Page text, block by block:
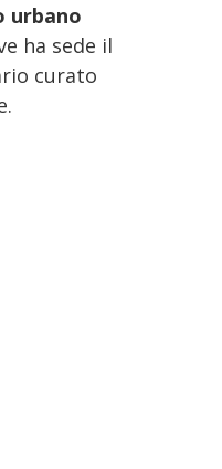
urbano
ha sede il
curato